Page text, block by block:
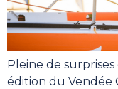
Pleine de
édition du Vendée